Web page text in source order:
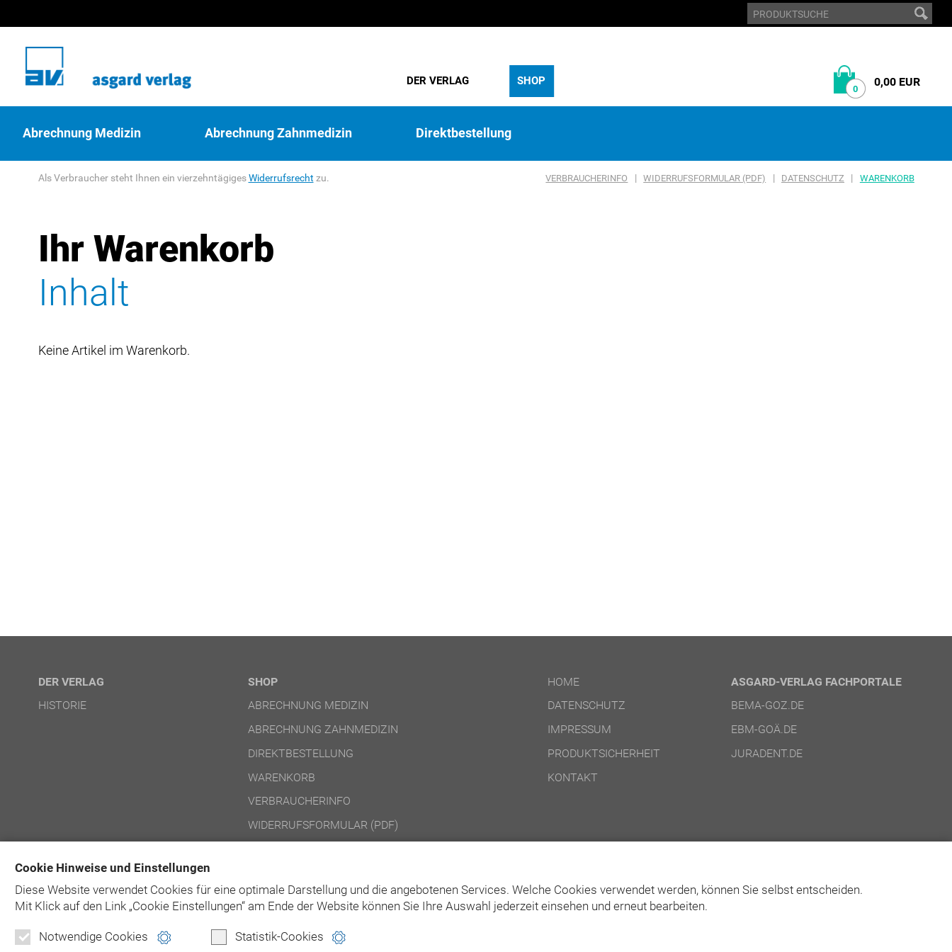
Cookie Hinweise und Einstellungen
Diese Website verwendet Cookies für eine optimale Darstellung und die angebotenen Services. Welche Cookies verwendet werden, können Sie selbst entscheiden.
Mit Klick auf den Link „Cookie Einstellungen“ am Ende der Website können Sie Ihre Auswahl jederzeit einsehen und erneut bearbeiten.
Notwendige Cookies Statistik-Cookies
DER VERLAG SHOP
0 0,00 EUR
Abrechnung Medizin Abrechnung Zahnmedizin Direktbestellung
Als Verbraucher steht Ihnen ein vierzehntägigesWiderrufsrecht zu. VERBRAUCHERINFO | WIDERRUFSFORMULAR (PDF) | DATENSCHUTZ | WARENKORB
Ihr Warenkorb
Inhalt
Keine Artikel im Warenkorb.
DER VERLAG
HISTORIE
SHOP
ABRECHNUNG MEDIZIN
ABRECHNUNG ZAHNMEDIZIN
DIREKTBESTELLUNG
WARENKORB
VERBRAUCHERINFO
WIDERRUFSFORMULAR (PDF)
HOME
DATENSCHUTZ
IMPRESSUM
PRODUKTSICHERHEIT
KONTAKT
ASGARD-VERLAG FACHPORTALE
BEMA-GOZ.DE
EBM-GOÄ.DE
JURADENT.DE